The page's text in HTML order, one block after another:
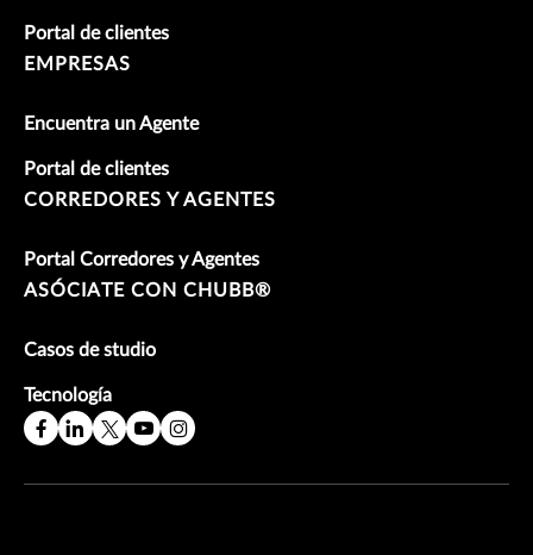
Portal de clientes
EMPRESAS
Encuentra un Agente
Portal de clientes
CORREDORES Y AGENTES
Portal Corredores y Agentes
ASÓCIATE CON CHUBB®
Casos de studio
Tecnología